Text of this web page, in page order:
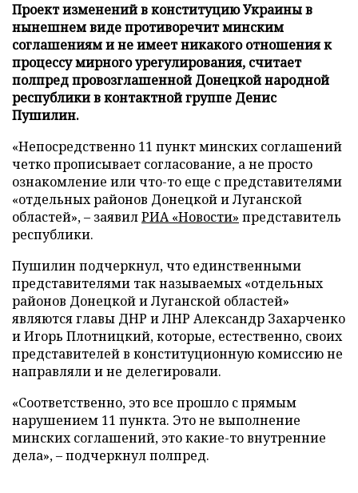
Проект изменений в конституцию Украины в
нынешнем виде противоречит минским
соглашениям и не имеет никакого отношения к
процессу мирного урегулирования, считает
полпред провозглашенной Донецкой народной
республики в контактной группе Денис
Пушилин.
«Непосредственно 11 пункт минских соглашений
четко прописывает согласование, а не просто
ознакомление или что-то еще с представителями
«отдельных районов Донецкой и Луганской
областей», – заявилРИА «Новости» представитель
республики.
Пушилин подчеркнул, что единственными
представителями так называемых «отдельных
районов Донецкой и Луганской областей»
являются главы ДНР и ЛНР Александр Захарченко
и Игорь Плотницкий, которые, естественно, своих
представителей в конституционную комиссию не
направляли и не делегировали.
«Соответственно, это все прошло с прямым
нарушением 11 пункта. Это не выполнение
минских соглашений, это какие-то внутренние
дела», – подчеркнул полпред.